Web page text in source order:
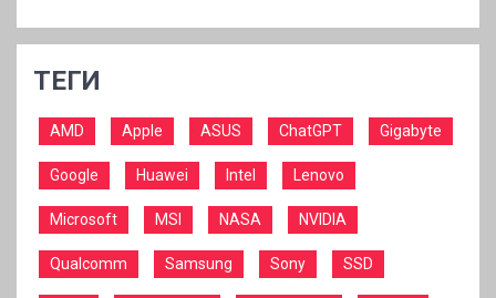
ТЕГИ
AMD Apple ASUS ChatGPT Gigabyte
Google Huawei Intel Lenovo
Microsoft MSI NASA NVIDIA
Qualcomm Samsung Sony SSD